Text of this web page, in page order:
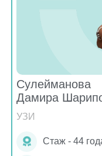
Сулейманова
Дамира
УЗИ
Стаж - 44